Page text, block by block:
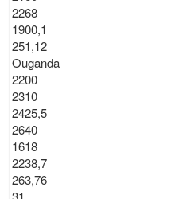
2268
1900,1
251,12
Ouganda
2200
2310
2425,5
2640
1618
2238,7
263,76